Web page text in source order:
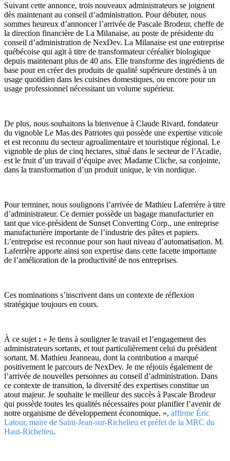
Suivant cette annonce, trois nouveaux administrateurs se joignent
dès maintenant au conseil d’administration. Pour débuter, nous
sommes heureux d’annoncer l’arrivée de Pascale Brodeur, cheffe de
la direction financière de La Milanaise, au poste de présidente du
conseil d’administration de NexDev. La Milanaise est une entreprise
québécoise qui agit à titre de transformateur céréalier biologique
depuis maintenant plus de 40 ans. Elle transforme des ingrédients de
base pour en créer des produits de qualité supérieure destinés à un
usage quotidien dans les cuisines domestiques, ou encore pour un
usage professionnel nécessitant un volume supérieur.
De plus, nous souhaitons la bienvenue à Claude Rivard, fondateur
du vignoble Le Mas des Patriotes qui possède une expertise viticole
et est reconnu du secteur agroalimentaire et touristique régional. Le
vignoble de plus de cinq hectares, situé dans le secteur de l’Acadie,
est le fruit d’un travail d’équipe avec Madame Cliche, sa conjointe,
dans la transformation d’un produit unique, le vin nordique.
Pour terminer, nous soulignons l’arrivée de Mathieu Laferrière à titre
d’administrateur. Ce dernier possède un bagage manufacturier en
tant que vice-président de Sunset Converting Corp., une entreprise
manufacturière importante de l’industrie des pâtes et papiers.
L’entreprise est reconnue pour son haut niveau d’automatisation. M.
Laferrière apporte ainsi son expertise dans cette facette importante
de l’amélioration de la productivité de nos entreprises.
Ces nominations s’inscrivent dans un contexte de réflexion
stratégique toujours en cours.
À ce sujet : « Je tiens à souligner le travail et l’engagement des
administrateurs sortants, et tout particulièrement celui du président
sortant, M. Mathieu Jeanneau, dont la contribution a marqué
positivement le parcours de NexDev. Je me réjouis également de
l’arrivée de nouvelles personnes au conseil d’administration. Dans
ce contexte de transition, la diversité des expertises constitue un
atout majeur. Je souhaite le meilleur des succès à Pascale Brodeur
qui possède toutes les qualités nécessaires pour planifier l’avenir de
notre organisme de développement économique. », affirme Éric
Latour, maire de Saint-Jean-sur-Richelieu et préfet de la MRC du
Haut-Richelieu.